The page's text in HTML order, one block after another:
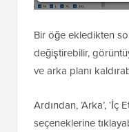
Bir öğe ekledikten
değiştirebilir,
ve arka planı
Ardından, ‘Arka’, ‘İç
seçeneklerine